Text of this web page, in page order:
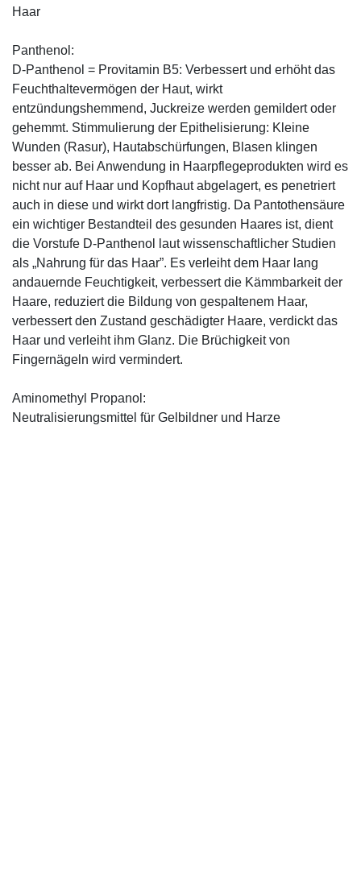
Haar
Panthenol:
D-Panthenol = Provitamin B5: Verbessert und erhöht das
Feuchthaltevermögen der Haut, wirkt
entzündungshemmend, Juckreize werden gemildert oder
gehemmt. Stimmulierung der Epithelisierung: Kleine
Wunden (Rasur), Hautabschürfungen, Blasen klingen
besser ab. Bei Anwendung in Haarpflegeprodukten wird es
nicht nur auf Haar und Kopfhaut abgelagert, es penetriert
auch in diese und wirkt dort langfristig. Da Pantothensäure
ein wichtiger Bestandteil des gesunden Haares ist, dient
die Vorstufe D-Panthenol laut wissenschaftlicher Studien
als „Nahrung für das Haar”. Es verleiht dem Haar lang
andauernde Feuchtigkeit, verbessert die Kämmbarkeit der
Haare, reduziert die Bildung von gespaltenem Haar,
verbessert den Zustand geschädigter Haare, verdickt das
Haar und verleiht ihm Glanz. Die Brüchigkeit von
Fingernägeln wird vermindert.
Aminomethyl Propanol:
Neutralisierungsmittel für Gelbildner und Harze